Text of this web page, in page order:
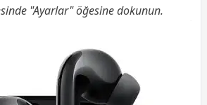
"Ayarlar" öğesine dokunun.